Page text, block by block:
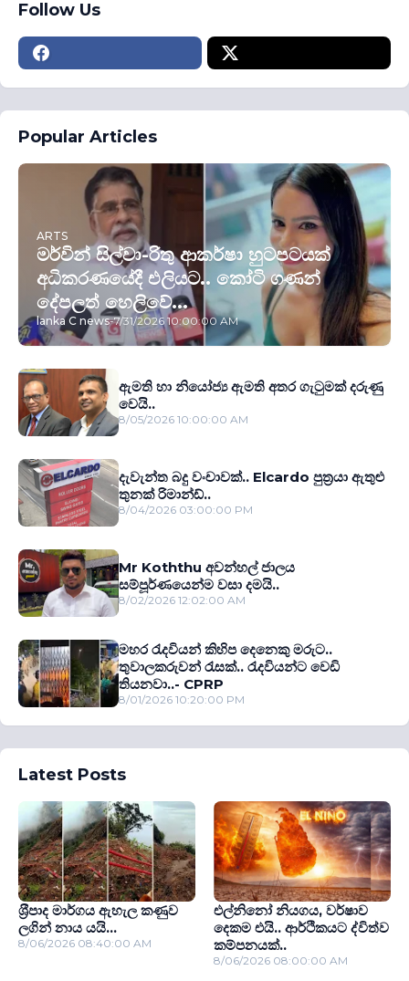
Follow Us
Popular Articles
ARTS
මර්වින් සිල්වා-රිතු ආකර්ෂා හුටපටයක්
අධිකරණයේදී එලියට.. කෝටි ගණන්
දේපලත් හෙලිවේ...
lanka C news-7/31/2026 10:00:00 AM
ඇමති හා නියෝජ්‍ය ඇමති අතර ගැටුමක් දරුණු
වෙයි..
8/05/2026 10:00:00 AM
දැවැන්ත බදු වංචාවක්.. Elcardo පුත‍්‍රයා ඇතුළු
තුනක් රිමාන්ඩ්..
8/04/2026 03:00:00 PM
Mr Koththu අවන්හල් ජාලය
සම්පූර්ණයෙන්ම වසා දමයි..
8/02/2026 12:02:00 AM
මහර රැදවියන් කිහිප දෙනෙකු මරුට..
තුවාලකරුවන් රැසක්.. රැදවියන්ට වෙඩි
තියනවා..- CPRP
8/01/2026 10:20:00 PM
Latest Posts
ශ‍්‍රීපාද මාර්ගය ඇහැල කණුව
ලගින් නාය යයි...
8/06/2026 08:40:00 AM
එල්නිනෝ නියගය, වර්ෂාව
දෙකම එයි.. ආර්ථිකයට ද්විත්ව
කම්පනයක්..
8/06/2026 08:00:00 AM